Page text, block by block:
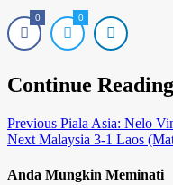
0 0
Continue Reading
Previous Piala Asia: Nelo
Next Malaysia 3-1 Laos
Anda Mungkin Meminati